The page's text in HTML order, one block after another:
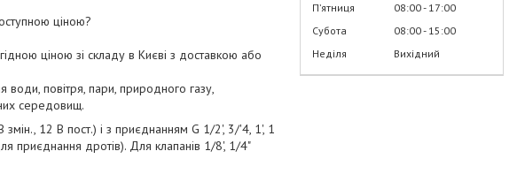
ціною?
ціною зі складу в Києві з доставкою або
води, повітря, пари, природного газу,
середовищ.
12 В пост.) і з приєднанням G 1/2', 3/'4, 1', 1
приєднання дротів). Для клапанів 1/8', 1/4"
Пʼятниця
08:00 17:00
Субота
08:00 15:00
Неділя
Вихідний